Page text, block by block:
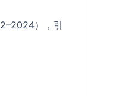
），引